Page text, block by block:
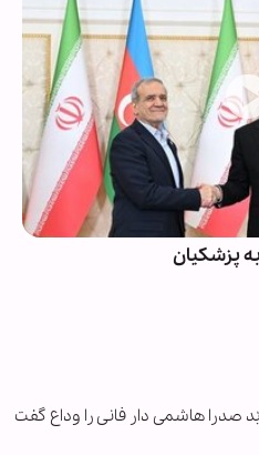
پزشکیان
صدرا هاشمی دار فانی را وداع گفت